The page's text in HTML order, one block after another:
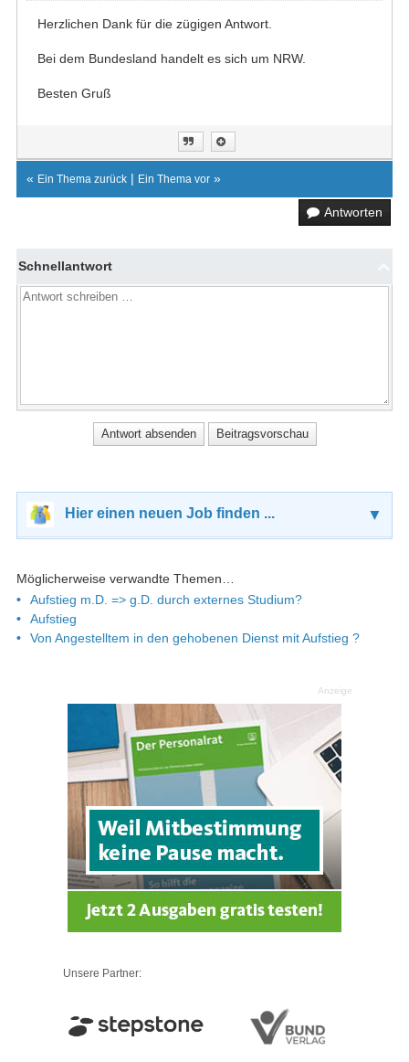
Herzlichen Dank für die zügigen Antwort.
Bei dem Bundesland handelt es sich um NRW.
Besten Gruß
« Ein Thema zurück| Ein Thema vor»
Antworten
Schnellantwort
Hier einen neuen Job finden ... ▼
Möglicherweise verwandte Themen…
Aufstieg m.D. => g.D. durch externes Studium?
Aufstieg
Von Angestelltem in den gehobenen Dienst mit Aufstieg ?
Anzeige
Unsere Partner: